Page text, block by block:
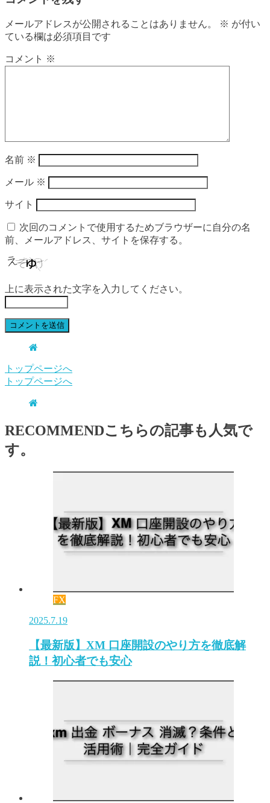
メールアドレスが公開されることはありません。 ※ が付い
ている欄は必須項目です
コメント ※
名前 ※
メール ※
サイト
次回のコメントで使用するためブラウザーに自分の名
前、メールアドレス、サイトを保存する。
上に表示された文字を入力してください。
トップページへ
トップページへ
RECOMMENDこちらの記事も人気で
す。
FX
2025.7.19
【最新版】XM 口座開設のやり方を徹底解
説！初心者でも安心